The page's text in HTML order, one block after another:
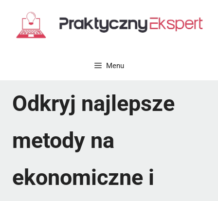
Menu
Odkryj najlepsze
metody na
ekonomiczne i